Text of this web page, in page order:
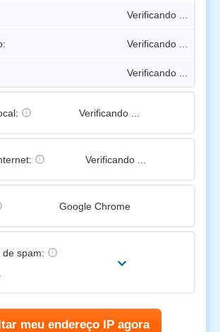
Verificando ...
Verificando ...
Verificando ...
Verificando ...
Verificando ...
Google Chrome
de spam:
meu endereço IP agora